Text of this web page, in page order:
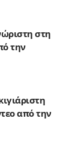
στη
την
από την